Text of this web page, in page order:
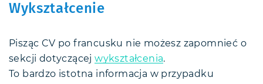
Wykształcenie
Pisząc CV po francusku nie możesz zapomnieć o
sekcji dotyczącejwykształcenia.
To bardzo istotna informacja w przypadku